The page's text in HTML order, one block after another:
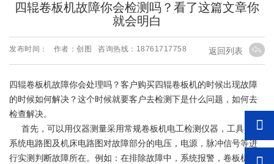
四辊卷板机故障你会检测吗？看了这篇文章你
就会明白
发布时间： 作者：创图 咨询热线：18761717758 返回列表
四辊卷板机故障你会处理吗？客户购买四辊卷板机的时候出现故障
的时候如何解决？这个时候就要客户去检测下是什么问题，如何去
检查解决。
首先，可以用仪器测量采用常规卷板机电工检测仪器，工具，按
系统电路图及机床电路图对故障部分的电压，电源，脉冲信号等进
行实测判断故障所在。例如：在排除故障中，系统报警，卷板机位